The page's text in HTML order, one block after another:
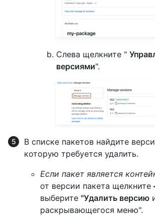
Слева щелкните "
версиями".
В списке пакетов найдите
которую требуется удалить.
Если пакет является
от версии пакета щелкните
выберите "Удалить версию
раскрывающегося меню".